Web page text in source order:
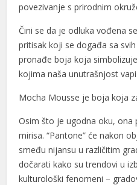
povezivanje s prirodnim
Čini se da je odluka vođena
pritisak koji se događa sa
pronađe boja koja
kojima naša unutrašnjost vapi.
Mocha Mousse je boja koja
Osim što je ugodna oku, ona
mirisa. “Pantone” će nakon
smeđu nijansu u različitim
dočarati kako su trendovi u
kulturološki fenomeni –